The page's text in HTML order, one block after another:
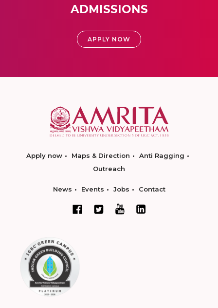
ADMISSIONS
APPLY NOW
Apply now Maps & Direction
Anti Ragging
Outreach
News Events Jobs Contact